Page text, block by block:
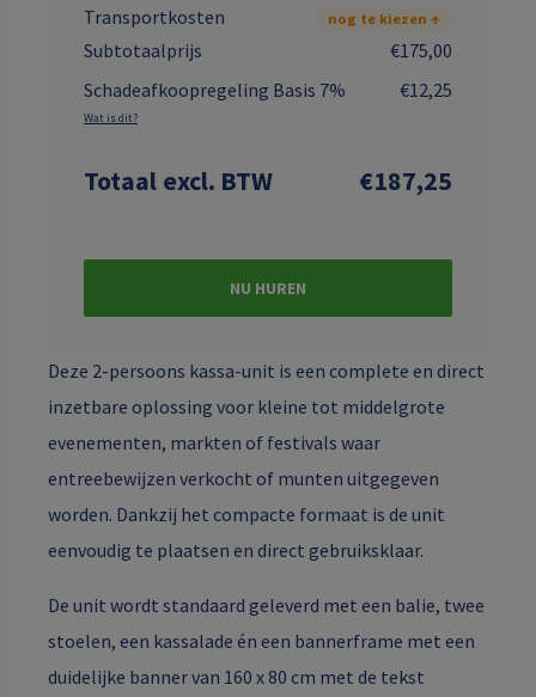
Transportkosten nog te kiezen ↑
Subtotaalprijs
€175,00
Schadeafkoopregeling Basis 7%
€12,25
Wat is dit?
Totaal excl. BTW €187,25
NU HUREN
Deze 2-persoons kassa-unit is een complete en direct
inzetbare oplossing voor kleine tot middelgrote
evenementen, markten of festivals waar
entreebewijzen verkocht of munten uitgegeven
worden. Dankzij het compacte formaat is de unit
eenvoudig te plaatsen en direct gebruiksklaar.
De unit wordt standaard geleverd met een balie, twee
stoelen, een kassalade én een bannerframe met een
duidelijke banner van 160 x 80 cm met de tekst